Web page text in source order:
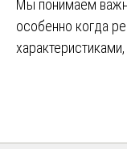
Мы понимаем
особенно когда